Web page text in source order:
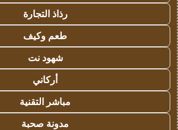
رذاذ التجارة
طعم وكيف
شهود نت
أركاني
مباشر التقنية
مدونة صحبة